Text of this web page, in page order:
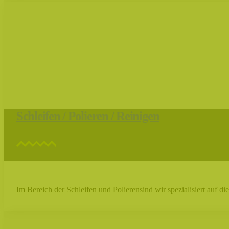
Schleifen / Polieren / Reinigen
Im Bereich der Schleifen und Polierensind wir spezialisiert auf